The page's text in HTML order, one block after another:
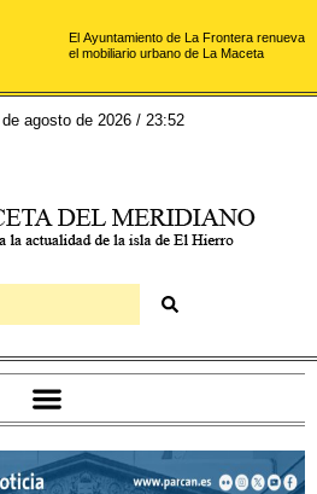
El Ayuntamiento de La Frontera renueva
el mobiliario urbano de La Maceta
agosto de 2026 / 23:52